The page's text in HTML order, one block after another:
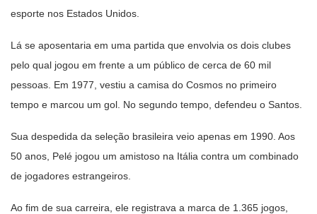
esporte nos Estados Unidos.
Lá se aposentaria em uma partida que envolvia os dois clubes
pelo qual jogou em frente a um público de cerca de 60 mil
pessoas. Em 1977, vestiu a camisa do Cosmos no primeiro
tempo e marcou um gol. No segundo tempo, defendeu o Santos.
Sua despedida da seleção brasileira veio apenas em 1990. Aos
50 anos, Pelé jogou um amistoso na Itália contra um combinado
de jogadores estrangeiros.
Ao fim de sua carreira, ele registrava a marca de 1.365 jogos,